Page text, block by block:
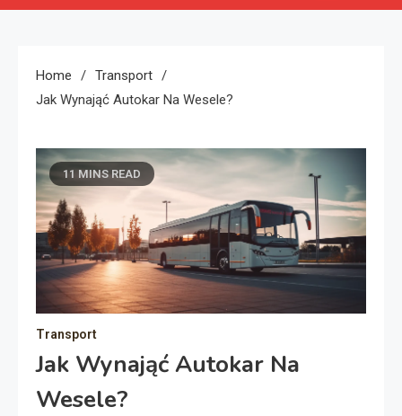
Home
Transport
Jak Wynająć Autokar Na Wesele?
11 MINS READ
Transport
Jak Wynająć Autokar Na
Wesele?